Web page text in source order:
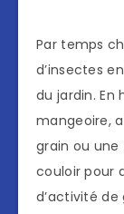
Par temps
d’insectes
du jardin. En
mangeoire,
grain ou
couloir pour
d’activité